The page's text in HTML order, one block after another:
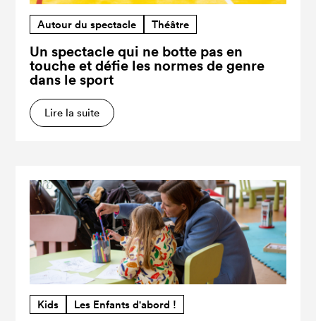
Autour du spectacle Théâtre
Un spectacle qui ne botte pas en
touche et défie les normes de genre
dans le sport
Lire la suite
Kids Les Enfants d'abord !